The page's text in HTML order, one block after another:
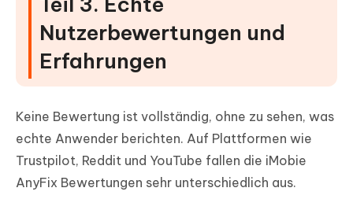
Nutzerbewertungen und
Erfahrungen
Keine Bewertung ist vollständig, ohne zu sehen, was
echte Anwender berichten. Auf Plattformen wie
Trustpilot, Reddit und YouTube fallen die iMobie
AnyFix Bewertungen sehr unterschiedlich aus.